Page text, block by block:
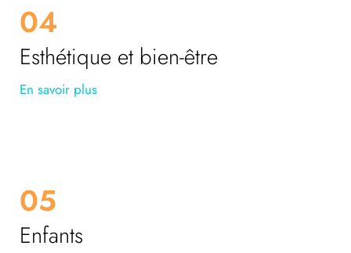
04
Esthétique et bien-être
En savoir plus
05
Enfants